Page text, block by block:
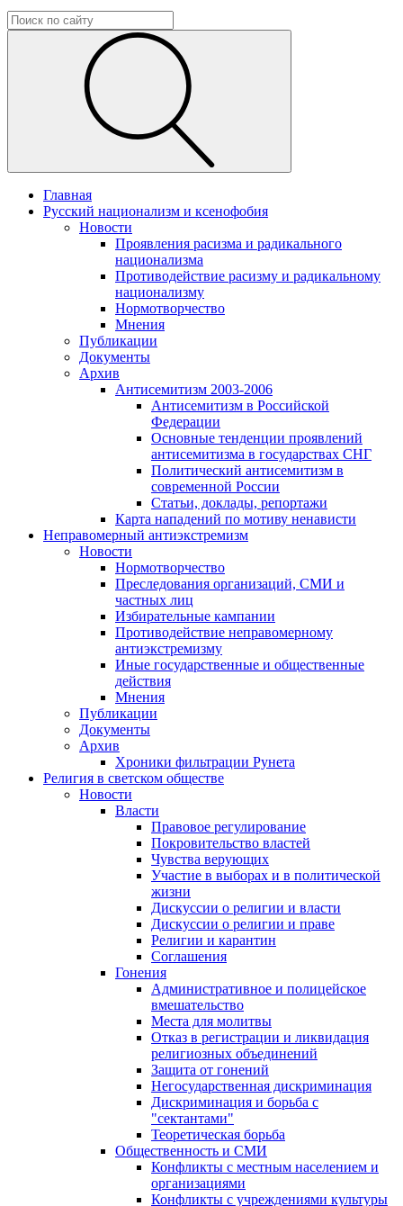
Главная
Русский национализм и ксенофобия
Новости
Проявления расизма и радикального
национализма
Противодействие расизму и радикальному
национализму
Нормотворчество
Мнения
Публикации
Документы
Архив
Антисемитизм 2003-2006
Антисемитизм в Российской
Федерации
Основные тенденции проявлений
антисемитизма в государствах СНГ
Политический антисемитизм в
современной России
Статьи, доклады, репортажи
Карта нападений по мотиву ненависти
Неправомерный антиэкстремизм
Новости
Нормотворчество
Преследования организаций, СМИ и
частных лиц
Избирательные кампании
Противодействие неправомерному
антиэкстремизму
Иные государственные и общественные
действия
Мнения
Публикации
Документы
Архив
Хроники фильтрации Рунета
Религия в светском обществе
Новости
Власти
Правовое регулирование
Покровительство властей
Чувства верующих
Участие в выборах и в политической
жизни
Дискуссии о религии и власти
Дискуссии о религии и праве
Религии и карантин
Соглашения
Гонения
Административное и полицейское
вмешательство
Места для молитвы
Отказ в регистрации и ликвидация
религиозных объединений
Защита от гонений
Негосударственная дискриминация
Дискриминация и борьба с
"сектантами"
Теоретическая борьба
Общественность и СМИ
Конфликты с местным населением и
организациями
Конфликты с учреждениями культуры